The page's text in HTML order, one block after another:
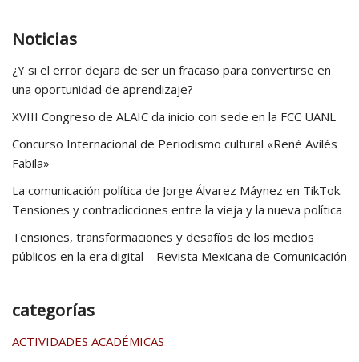
Noticias
¿Y si el error dejara de ser un fracaso para convertirse en
una oportunidad de aprendizaje?
XVIII Congreso de ALAIC da inicio con sede en la FCC UANL
Concurso Internacional de Periodismo cultural «René Avilés
Fabila»
La comunicación política de Jorge Álvarez Máynez en TikTok.
Tensiones y contradicciones entre la vieja y la nueva política
Tensiones, transformaciones y desafíos de los medios
públicos en la era digital – Revista Mexicana de Comunicación
categorías
ACTIVIDADES ACADÉMICAS